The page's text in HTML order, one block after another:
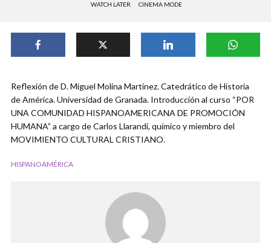
WATCH LATER CINEMA MODE
Reflexión de D. Miguel Molina Martínez. Catedrático de Historia
de América. Universidad de Granada. Introducción al curso “POR
UNA COMUNIDAD HISPANOAMERICANA DE PROMOCIÓN
HUMANA” a cargo de Carlos Llarandi, químico y miembro del
MOVIMIENTO CULTURAL CRISTIANO.
HISPANOAMÉRICA